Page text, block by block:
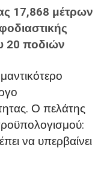
17,868 μέτρων
20 ποδιών
Ο πελάτης
να υπερβαίνει